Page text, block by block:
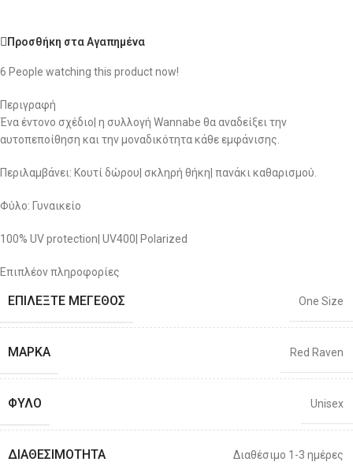
Προσθήκη στα Αγαπημένα
6 People watching this product now!
Περιγραφή
Ένα έντονο σχέδιο| η συλλογή Wannabe θα αναδείξει την
αυτοπεποίθηση και την μοναδικότητα κάθε εμφάνισης.
Περιλαμβάνει: Κουτί δώρου| σκληρή θήκη| πανάκι καθαρισμού.
Φύλο: Γυναικείο
100% UV protection| UV400| Polarized
Επιπλέον πληροφορίες
ΕΠΙΛΈΞΤΕ ΜΈΓΕΘΟΣ One Size
ΜΆΡΚΑ Red Raven
ΦΎΛΟ Unisex
ΔΙΑΘΕΣΙΜΌΤΗΤΑ Διαθέσιμο 1-3 ημέρες